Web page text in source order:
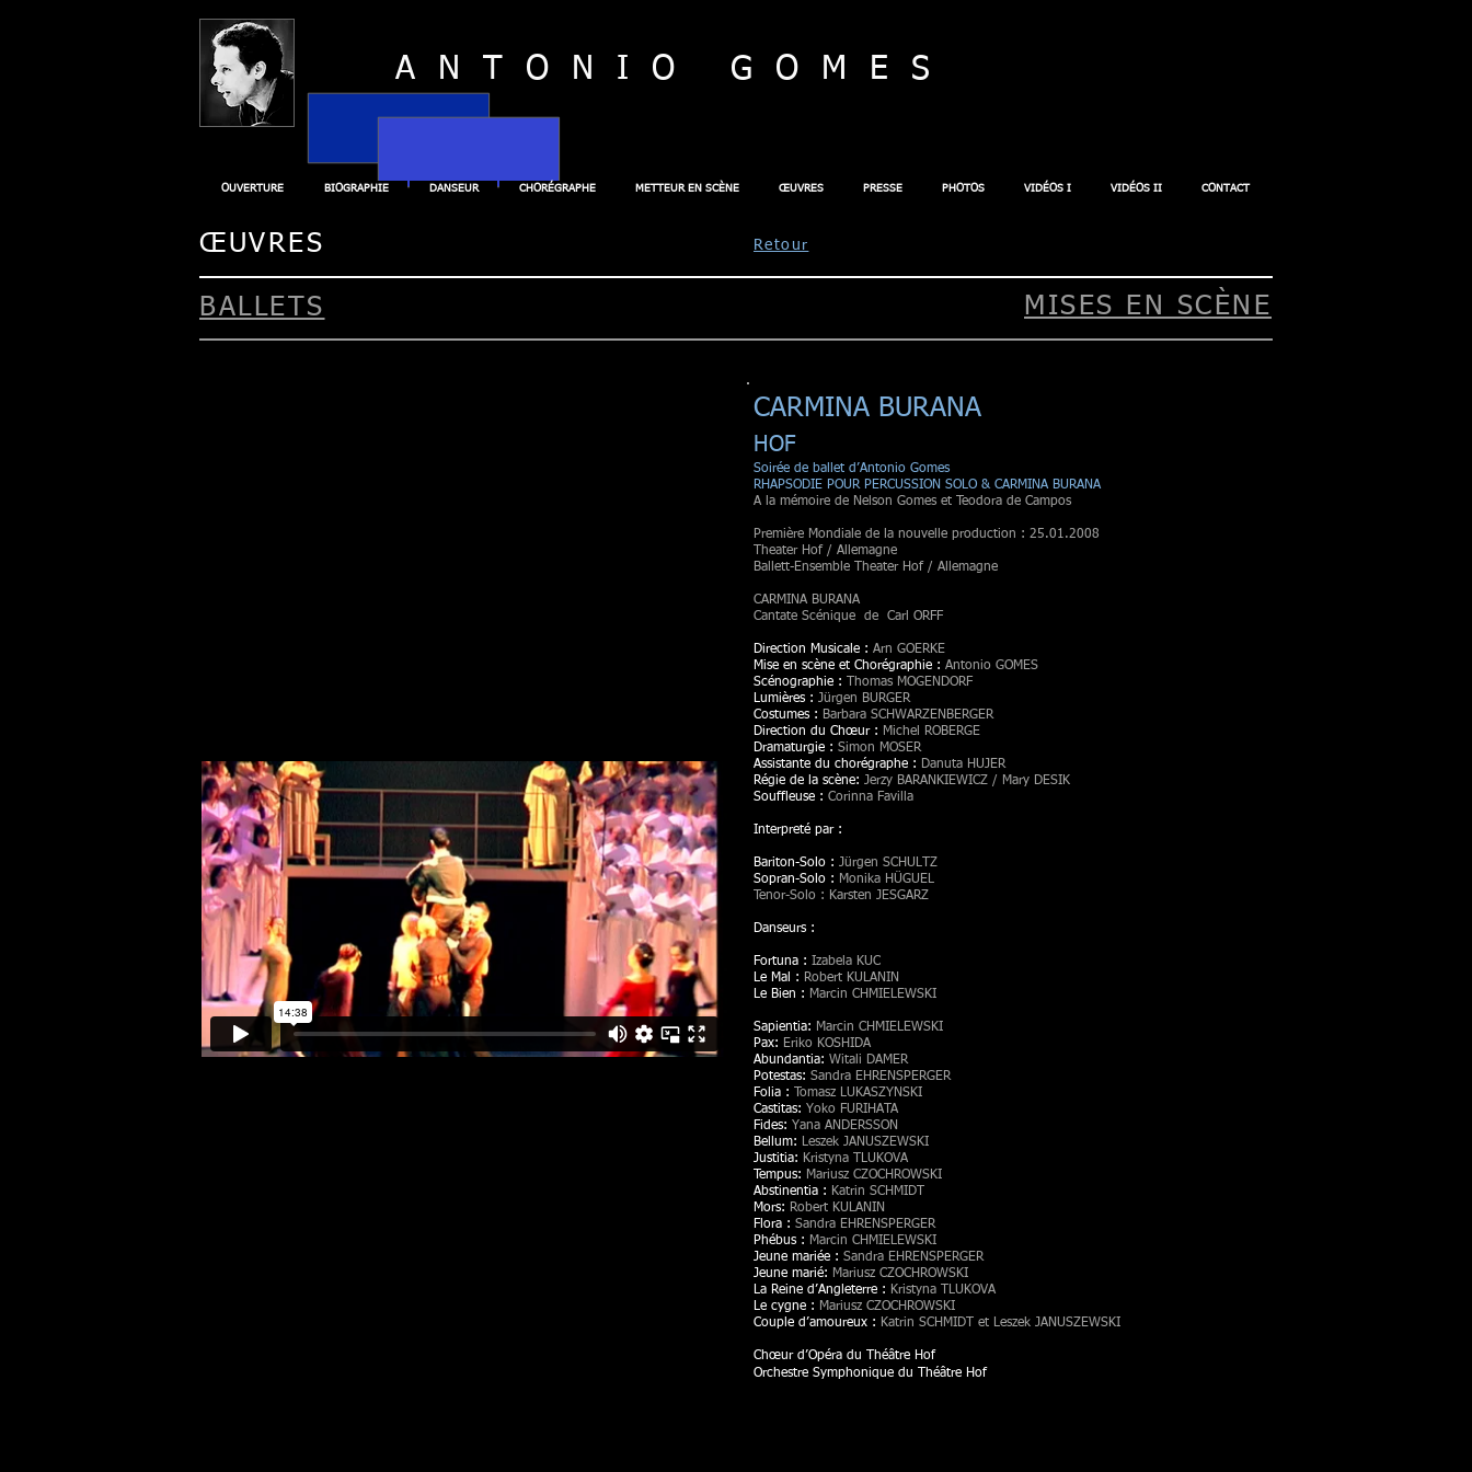
ANTONIO GOMES
OUVERTURE BIOGRAPHIE DANSEUR CHORÉGRAPHE METTEUR EN SCÈNE ŒUVRES PRESSE PHOTOS VIDÉOS I VIDÉOS II CONTACT
ŒUVRES Retour
BALLETS MISES EN SCÈNE
CARMINA BURANA
HOF
Soirée de ballet d’Antonio Gomes
RHAPSODIE POUR PERCUSSION SOLO & CARMINA BURANA
A la mémoire de Nelson Gomes et Teodora de Campos
Première Mondiale de la nouvelle production : 25.01.2008
Theater Hof / Allemagne
Ballett-Ensemble Theater Hof / Allemagne
CARMINA BURANA
Cantate Scénique de Carl ORFF
Direction Musicale : Arn GOERKE
Mise en scène et Chorégraphie : Antonio GOMES
Scénographie :
Thomas MOGENDORF
Lumières : Jürgen BURGER
Costumes : Barbara SCHWARZENBERGER
Direction du Chœur : Michel ROBERGE
Dramaturgie : Simon MOSER
Assistante du chorégraphe : Danuta HUJER
Régie de la scène: Jerzy BARANKIEWICZ / Mary DESIK
Souffleuse : Corinna Favilla
Interpreté par :
Bariton-Solo : Jürgen SCHULTZ
Sopran-Solo : Monika HÜGUEL
Tenor-Solo : Karsten JESGARZ
Danseurs :
Fortuna : Izabela KUC
Le Mal : Robert KULANIN
Le Bien : Marcin CHMIELEWSKI
Sapientia: Marcin CHMIELEWSKI
Pax: Eriko KOSHIDA
Abundantia: Witali DAMER
Potestas: Sandra EHRENSPERGER
Folia :
Tomasz LUKASZYNSKI
Castitas: Yoko FURIHATA
Fides: Yana ANDERSSON
Bellum: Leszek JANUSZEWSKI
Justitia: Kristyna TLUKOVA
Tempus: Mariusz CZOCHROWSKI
Abstinentia : Katrin SCHMIDT
Mors: Robert KULANIN
Flora : Sandra EHRENSPERGER
Phébus : Marcin CHMIELEWSKI
Jeune mariée : Sandra EHRENSPERGER
Jeune marié: Mariusz CZOCHROWSKI
La Reine d’Angleterre : Kristyna TLUKOVA
Le cygne : Mariusz CZOCHROWSKI
Couple d’amoureux : Katrin SCHMIDT et Leszek JANUSZEWSKI
Chœur d’Opéra du Théâtre Hof
Orchestre Symphonique du Théâtre Hof